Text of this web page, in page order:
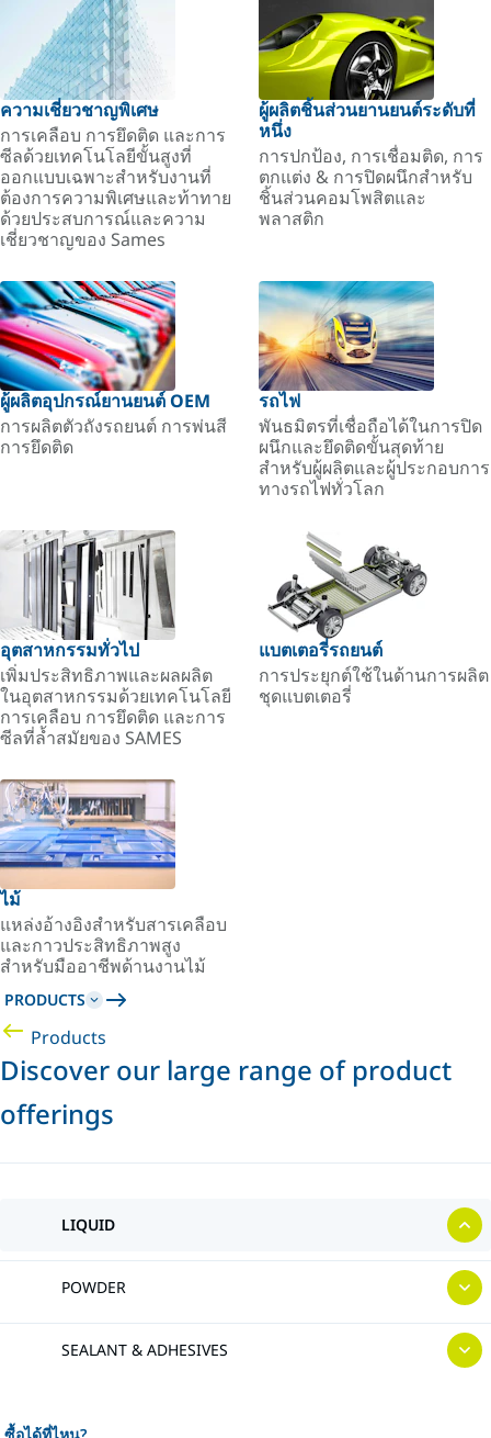
ความเชี่ยวชาญพิเศษ
การเคลือบ การยึดติด และการ
ซีลด้วยเทคโนโลยีขั้นสูงที่
ออกแบบเฉพาะสำหรับงานที่
ต้องการความพิเศษและท้าทาย
ด้วยประสบการณ์และความ
เชี่ยวชาญของ Sames
ผู้ผลิตชิ้นส่วนยานยนต์ระดับที่
หนึ่ง
การปกป้อง, การเชื่อมติด, การ
ตกแต่ง & การปิดผนึกสำหรับ
ชิ้นส่วนคอมโพสิตและ
พลาสติก
ผู้ผลิตอุปกรณ์ยานยนต์ OEM
การผลิตตัวถังรถยนต์ การพ่นสี
การยึดติด
รถไฟ
พันธมิตรที่เชื่อถือได้ในการปิด
ผนึกและยึดติดขั้นสุดท้าย
สำหรับผู้ผลิตและผู้ประกอบการ
ทางรถไฟทั่วโลก
อุตสาหกรรมทั่วไป
เพิ่มประสิทธิภาพและผลผลิต
ในอุตสาหกรรมด้วยเทคโนโลยี
การเคลือบ การยึดติด และการ
ซีลที่ล้ำสมัยของ SAMES
แบตเตอรี่รถยนต์
การประยุกต์ใช้ในด้านการผลิต
ชุดแบตเตอรี่
ไม้
แหล่งอ้างอิงสำหรับสารเคลือบ
และกาวประสิทธิภาพสูง
สำหรับมืออาชีพด้านงานไม้
PRODUCTS
Products
Discover our large range of product
offerings
LIQUID
POWDER
SEALANT & ADHESIVES